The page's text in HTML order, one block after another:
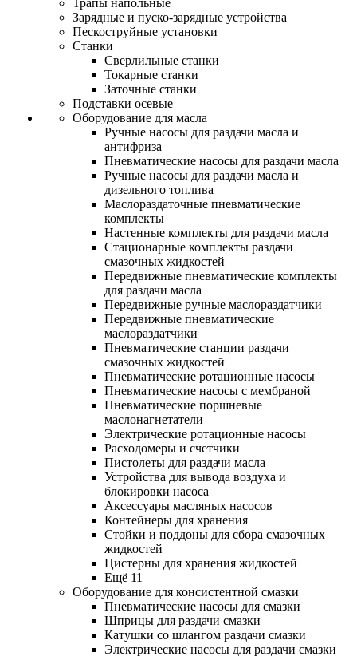
Трапы напольные
Зарядные и пуско-зарядные устройства
Пескоструйные установки
Станки
Сверлильные станки
Токарные станки
Заточные станки
Подставки осевые
Оборудование для масла
Ручные насосы для раздачи масла и
антифриза
Пневматические насосы для раздачи масла
Ручные насосы для раздачи масла и
дизельного топлива
Маслораздаточные пневматические
комплекты
Настенные комплекты для раздачи масла
Стационарные комплекты раздачи
смазочных жидкостей
Передвижные пневматические комплекты
для раздачи масла
Передвижные ручные маслораздатчики
Передвижные пневматические
маслораздатчики
Пневматические станции раздачи
смазочных жидкостей
Пневматические ротационные насосы
Пневматические насосы с мембраной
Пневматические поршневые
маслонагнетатели
Электрические ротационные насосы
Расходомеры и счетчики
Пистолеты для раздачи масла
Устройства для вывода воздуха и
блокировки насоса
Аксессуары масляных насосов
Контейнеры для хранения
Стойки и поддоны для сбора смазочных
жидкостей
Цистерны для хранения жидкостей
Ещё 11
Оборудование для консистентной смазки
Пневматические насосы для смазки
Шприцы для раздачи смазки
Катушки со шлангом раздачи смазки
Электрические насосы для раздачи смазки